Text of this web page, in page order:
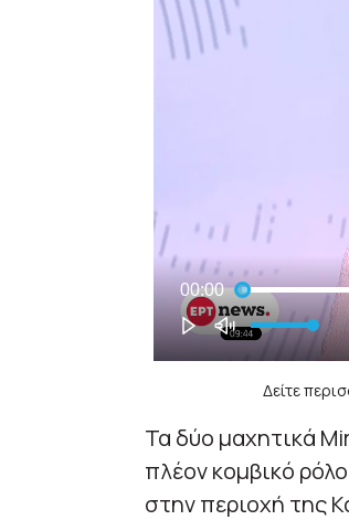
Δείτε
Τα δύο μαχητικά
πλέον κομβικό
στην περιοχή της